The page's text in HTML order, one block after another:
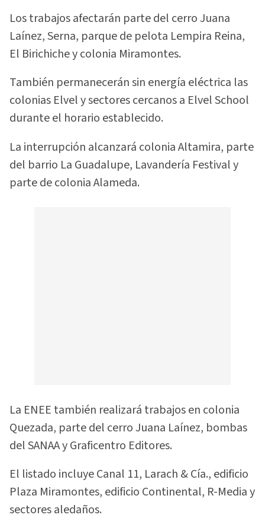
Los trabajos afectarán parte del cerro Juana
Laínez, Serna, parque de pelota Lempira Reina,
El Birichiche y colonia Miramontes.
También permanecerán sin energía eléctrica las
colonias Elvel y sectores cercanos a Elvel School
durante el horario establecido.
La interrupción alcanzará colonia Altamira, parte
del barrio La Guadalupe, Lavandería Festival y
parte de colonia Alameda.
La ENEE también realizará trabajos en colonia
Quezada, parte del cerro Juana Laínez, bombas
del SANAA y Graficentro Editores.
El listado incluye Canal 11, Larach & Cía., edificio
Plaza Miramontes, edificio Continental, R-Media y
sectores aledaños.